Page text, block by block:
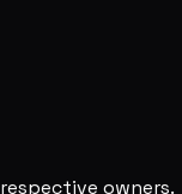
owners.